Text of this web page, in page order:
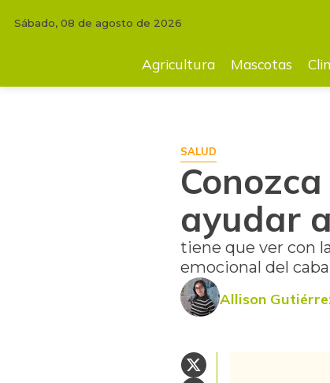
Conozca cómo el uso de lípidos podría
Sábado, 08 de agosto de 2026
Agricultura Mascotas
SALUD
ayudar
tiene que ver con
emocional del
Allison